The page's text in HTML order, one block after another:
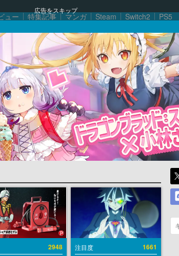
広告をスキップ
ュー 特集記事 マンガ Steam Switch2 PS5
2948 注目度 1661